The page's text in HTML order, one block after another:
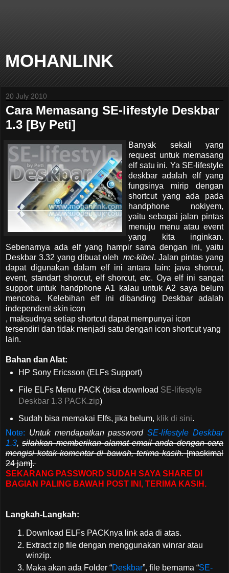
MOHANLINK
20 July 2010
Cara Memasang SE-lifestyle Deskbar
1.3 [By Peti]
Banyak sekali yang
request untuk memasang
elf satu ini. Ya SE-lifestyle
deskbar adalah elf yang
fungsinya mirip dengan
shortcut yang ada pada
handphone nokiyem,
yaitu sebagai jalan pintas
menuju menu atau event
yang kita inginkan.
Sebenarnya ada elf yang hampir sama dengan ini, yaitu
Deskbar 3.32 yang dibuat olehmc-kibel. Jalan pintas yang
dapat digunakan dalam elf ini antara lain: java shorcut,
event, standart shorcut, elf shorcut, etc. Oya elf ini sangat
support untuk handphone A1 kalau untuk A2 saya belum
mencoba. Kelebihan elf ini dibanding Deskbar adalah
independent skin icon
, maksudnya setiap shortcut dapat mempunyai icon
tersendiri dan tidak menjadi satu dengan icon shortcut yang
lain.
Bahan dan Alat:
HP Sony Ericsson (ELFs Support)
File ELFs Menu PACK (bisa download SE-lifestyle
Deskbar 1.3 PACK.zip)
Sudah bisa memakai Elfs, jika belum, klik di sini.
Note: Untuk mendapatkan passwordSE-lifestyle Deskbar
1.3,silahkan memberikan alamat email anda dengan cara
mengisi kotak komentar di bawah, terima kasih.[maskimal
24 jam].
SEKARANG PASSWORD SUDAH SAYA SHARE DI
BAGIAN PALING BAWAH POST INI, TERIMA KASIH.
Langkah-Langkah:
Download ELFs PACKnya link ada di atas.
Extract zip file dengan menggunakan winrar atau
winzip.
Maka akan ada Folder “Deskbar”, file bernama “SE-